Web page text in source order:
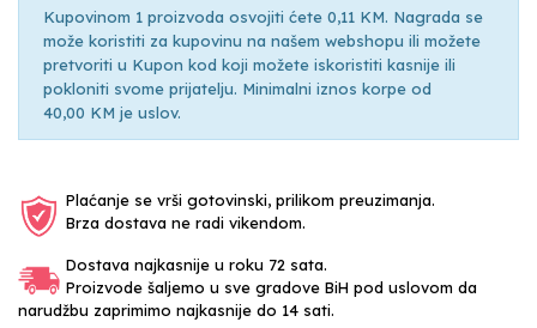
Kupovinom 1 proizvoda osvojiti ćete 0,11 KM. Nagrada se
može koristiti za kupovinu na našem webshopu ili možete
pretvoriti u Kupon kod koji možete iskoristiti kasnije ili
pokloniti svome prijatelju. Minimalni iznos korpe od
40,00 KM je uslov.
Plaćanje se vrši gotovinski, prilikom preuzimanja.
Brza dostava ne radi vikendom.
Dostava najkasnije u roku 72 sata.
Proizvode šaljemo u sve gradove BiH pod uslovom da
narudžbu zaprimimo najkasnije do 14 sati.